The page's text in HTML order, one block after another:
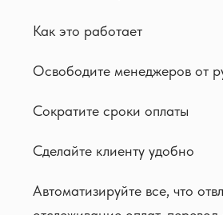
Как это работает
Освободите менеджеров от
Сократите сроки оплаты
Сделайте клиенту удобно
Автоматизируйте все, что